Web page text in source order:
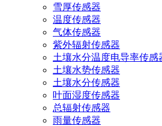
雪厚传感器
温度传感器
气体传感器
紫外辐射传感器
土壤水分温度电导率传感
土壤水势传感器
土壤水分传感器
叶面湿度传感器
总辐射传感器
雨量传感器